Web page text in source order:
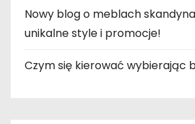
Nowy blog o meblach
unikalne style i promocje!
Czym się kierować wybierając